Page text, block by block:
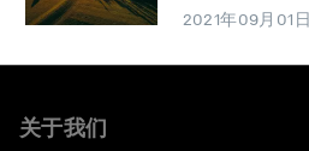
2021年09月01日
关于我们